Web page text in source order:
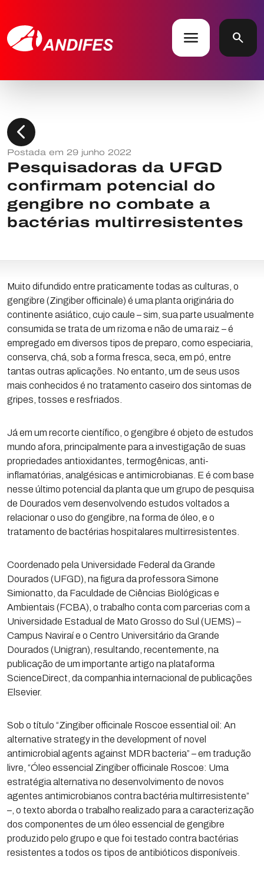
menu search
chevron_left
Postada em 29 junho 2022
Pesquisadoras da UFGD
confirmam potencial do
gengibre no combate a
bactérias multirresistentes
Muito difundido entre praticamente todas as culturas, o
gengibre (Zingiber officinale) é uma planta originária do
continente asiático, cujo caule – sim, sua parte usualmente
consumida se trata de um rizoma e não de uma raiz – é
empregado em diversos tipos de preparo, como especiaria,
conserva, chá, sob a forma fresca, seca, em pó, entre
tantas outras aplicações. No entanto, um de seus usos
mais conhecidos é no tratamento caseiro dos sintomas de
gripes, tosses e resfriados.
Já em um recorte científico, o gengibre é objeto de estudos
mundo afora, principalmente para a investigação de suas
propriedades antioxidantes, termogênicas, anti-
inflamatórias, analgésicas e antimicrobianas. E é com base
nesse último potencial da planta que um grupo de pesquisa
de Dourados vem desenvolvendo estudos voltados a
relacionar o uso do gengibre, na forma de óleo, e o
tratamento de bactérias hospitalares multirresistentes.
Coordenado pela Universidade Federal da Grande
Dourados (UFGD), na figura da professora Simone
Simionatto, da Faculdade de Ciências Biológicas e
Ambientais (FCBA), o trabalho conta com parcerias com a
Universidade Estadual de Mato Grosso do Sul (UEMS) –
Campus Naviraí e o Centro Universitário da Grande
Dourados (Unigran), resultando, recentemente, na
publicação de um importante artigo na plataforma
ScienceDirect, da companhia internacional de publicações
Elsevier.
Sob o título “Zingiber officinale Roscoe essential oil: An
alternative strategy in the development of novel
antimicrobial agents against MDR bacteria” – em tradução
livre, “Óleo essencial Zingiber officinale Roscoe: Uma
estratégia alternativa no desenvolvimento de novos
agentes antimicrobianos contra bactéria multirresistente”
–, o texto aborda o trabalho realizado para a caracterização
dos componentes de um óleo essencial de gengibre
produzido pelo grupo e que foi testado contra bactérias
resistentes a todos os tipos de antibióticos disponíveis.